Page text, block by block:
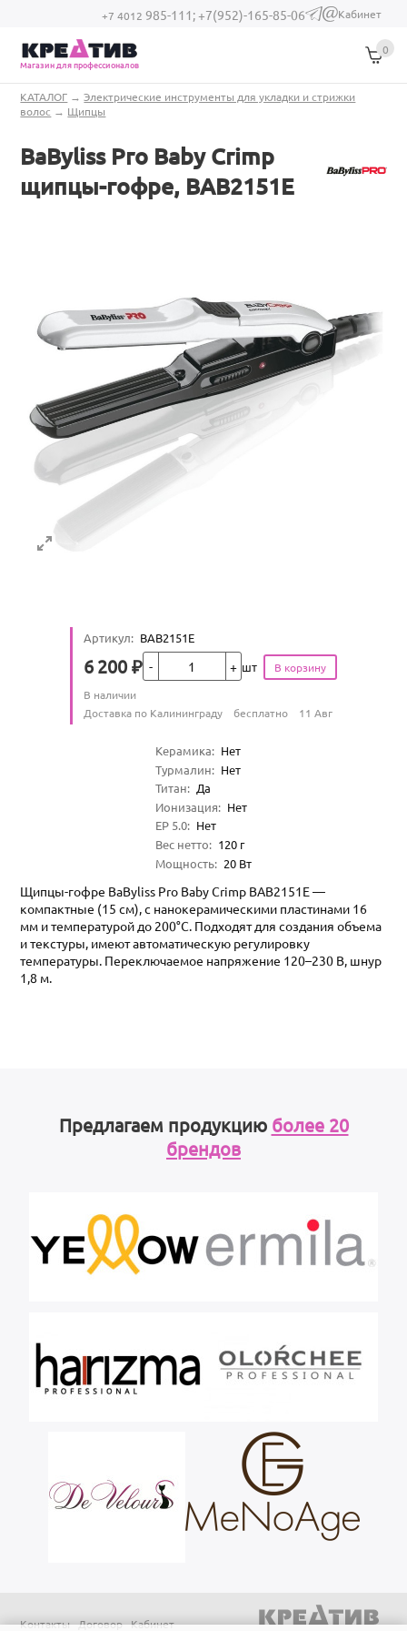
Перейти к основному содержанию
+7 4012 985-111;+7(952)-165-85-06
(link sends e-
Кабинет
Магазин для профессионалов
0
Вы здесь
КАТАЛОГ →Электрические инструменты для укладки и стрижки
волос → Щипцы
BaByliss Pro Baby Crimp
щипцы-гофре, BAB2151E
Артикул: BAB2151E
Цена
6 200 ₽Кол-во шт
Количество
В наличии
Условия доставки
Доставка по Калининграду бесплатно 11 Авг
Характеристики
Керамика: Нет
Турмалин: Нет
Титан: Да
Ионизация: Нет
EP 5.0: Нет
Вес нетто: 120 г
Мощность: 20 Вт
Щипцы-гофре BaByliss Pro Baby Crimp BAB2151E —
компактные (15 см), с нанокерамическими пластинами 16
мм и температурой до 200°C. Подходят для создания объема
и текстуры, имеют автоматическую регулировку
температуры. Переключаемое напряжение 120–230 В, шнур
1,8 м.
Предлагаем продукцию более 20
брендов
Контакты Договор Кабинет